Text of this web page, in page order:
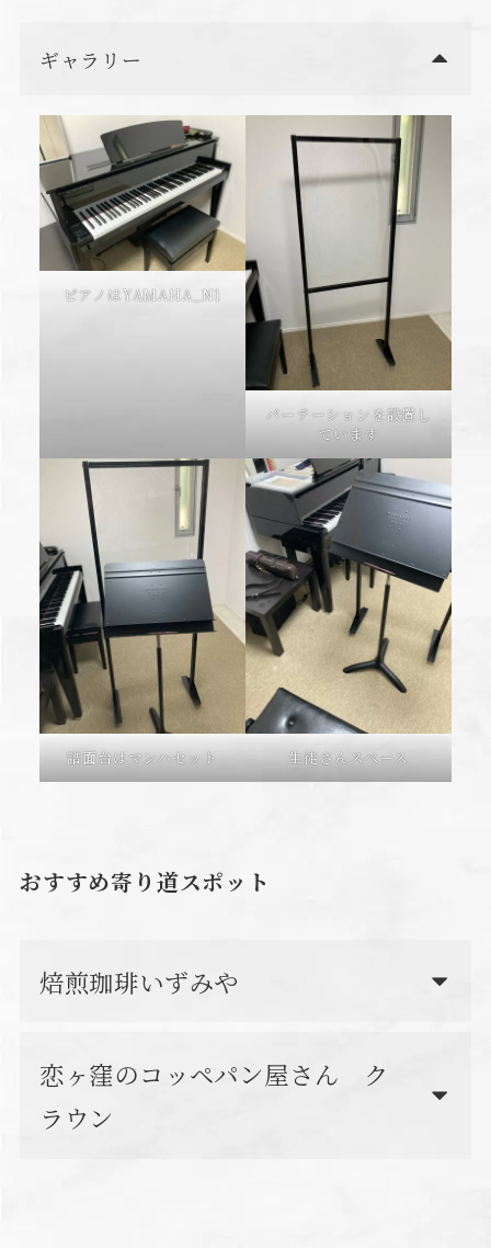
ギャラリー
ピアノはYAMAHA_N1
パーテーションを設置し
ています
譜面台はマンハセット 生徒さんスペース
おすすめ寄り道スポット
焙煎珈琲いずみや
恋ヶ窪のコッペパン屋さん ク
ラウン